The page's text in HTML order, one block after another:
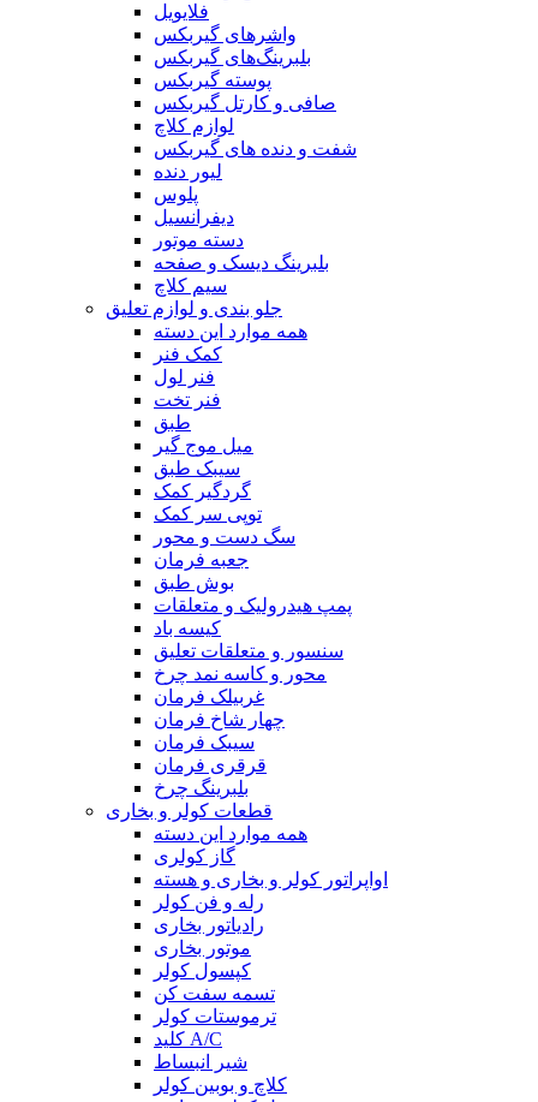
فلایویل
واشرهای گیربکس
بلبرینگ‌های گیربکس
پوسته گیربکس
صافی و کارتل گیربکس
لوازم کلاچ
شفت و دنده های گیربکس
لیور دنده
پلوس
دیفرانسیل
دسته موتور
بلبرینگ دیسک و صفحه
سیم کلاچ
جلو بندی و لوازم تعلیق
همه موارد این دسته
کمک فنر
فنر لول
فنر تخت
طبق
میل موج گیر
سیبک طبق
گردگیر کمک
توپی سر کمک
سگ دست و محور
جعبه فرمان
بوش طبق
پمپ هیدرولیک و متعلقات
کیسه باد
سنسور و متعلقات تعلیق
محور و کاسه نمد چرخ
غربیلک فرمان
چهار شاخ فرمان
سیبک فرمان
قرقری فرمان
بلبرینگ چرخ
قطعات کولر و بخاری
همه موارد این دسته
گاز کولری
اواپراتور کولر و بخاری و هسته
رله و فن کولر
رادیاتور بخاری
موتور بخاری
کپسول کولر
تسمه سفت کن
ترموستات کولر
کلید A/C
شیر انبساط
کلاچ و بوبین کولر